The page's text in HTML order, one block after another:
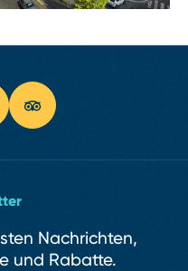
Nachrichten,
und Rabatte.